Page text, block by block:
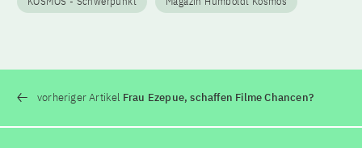
vorheriger Artikel Frau Ezepue, schaffen Filme Chancen?